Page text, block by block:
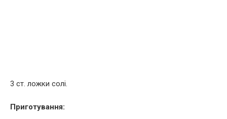
3 ст. ложки солі.
Приготування: